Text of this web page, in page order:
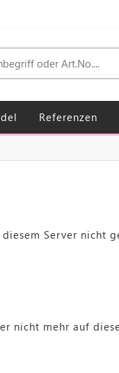
Referenzen
Server nicht
nicht mehr auf